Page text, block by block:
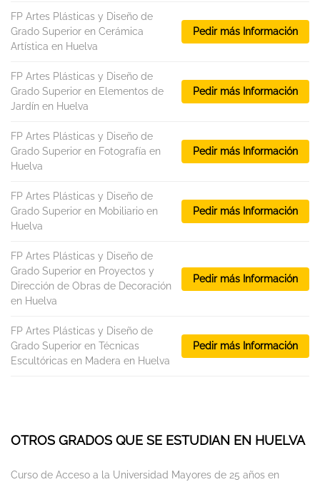
FP Artes Plásticas y Diseño de
Grado Superior en Cerámica
Artística en Huelva
Pedir más Información
FP Artes Plásticas y Diseño de
Grado Superior en Elementos de
Jardín en Huelva
Pedir más Información
FP Artes Plásticas y Diseño de
Grado Superior en Fotografía en
Huelva
Pedir más Información
FP Artes Plásticas y Diseño de
Grado Superior en Mobiliario en
Huelva
Pedir más Información
FP Artes Plásticas y Diseño de
Grado Superior en Proyectos y
Dirección de Obras de Decoración
en Huelva
Pedir más Información
FP Artes Plásticas y Diseño de
Grado Superior en Técnicas
Escultóricas en Madera en Huelva
Pedir más Información
OTROS GRADOS QUE SE ESTUDIAN EN HUELVA
Curso de Acceso a la Universidad Mayores de 25 años en